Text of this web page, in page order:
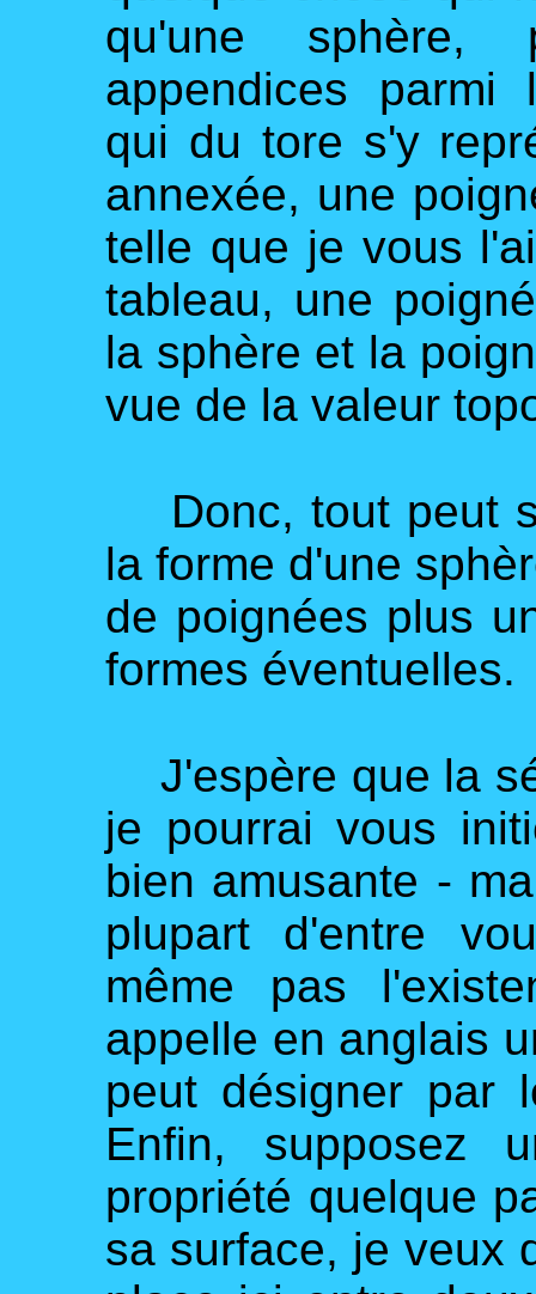
qu'une sphère,
appendices parmi
qui du tore s'y
annexée, une
telle que je vous
tableau, une
la sphère et la
vue de la valeur
Donc, tout peut
la forme d'une
de poignées plus
formes éventuelles.
J'espère que la
je pourrai vous
bien amusante -
plupart d'entre
même pas
appelle en anglais
peut désigner par
Enfin, supposez
propriété quelque
sa surface, je veux